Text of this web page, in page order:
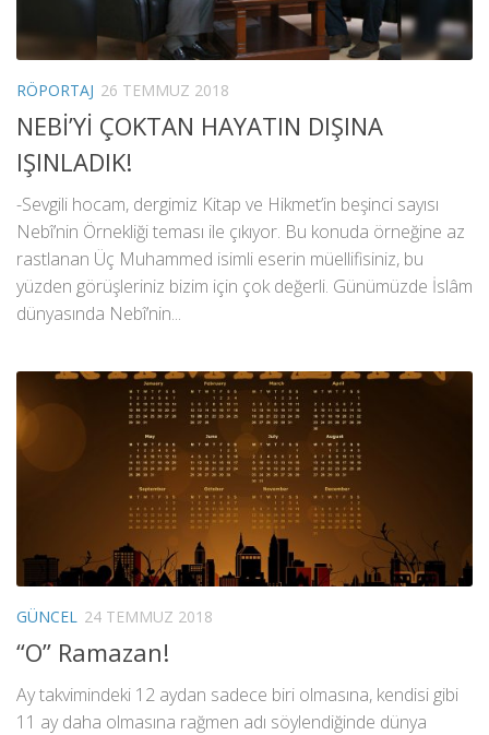
RÖPORTAJ 26 TEMMUZ 2018
NEBİ’Yİ ÇOKTAN HAYATIN DIŞINA
IŞINLADIK!
-Sevgili hocam, dergimiz Kitap ve Hikmet’in beşinci sayısı
Nebî’nin Örnekliği teması ile çıkıyor. Bu konuda örneğine az
rastlanan Üç Muhammed isimli eserin müellifisiniz, bu
yüzden görüşleriniz bizim için çok değerli. Günümüzde İslâm
dünyasında Nebî’nin...
GÜNCEL 24 TEMMUZ 2018
“O” Ramazan!
Ay takvimindeki 12 aydan sadece biri olmasına, kendisi gibi
11 ay daha olmasına rağmen adı söylendiğinde dünya